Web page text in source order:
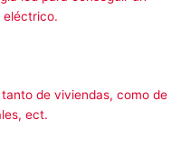
eléctrico.
de viviendas, como de
ect.